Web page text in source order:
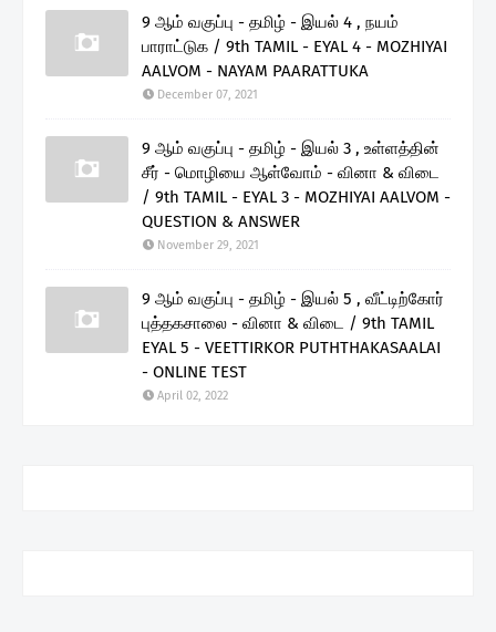
9 ஆம் வகுப்பு - தமிழ் - இயல் 4 , நயம்
பாராட்டுக / 9th TAMIL - EYAL 4 - MOZHIYAI
AALVOM - NAYAM PAARATTUKA
December 07, 2021
9 ஆம் வகுப்பு - தமிழ் - இயல் 3 , உள்ளத்தின்
சீர் - மொழியை ஆள்வோம் - வினா & விடை
/ 9th TAMIL - EYAL 3 - MOZHIYAI AALVOM -
QUESTION & ANSWER
November 29, 2021
9 ஆம் வகுப்பு - தமிழ் - இயல் 5 , வீட்டிற்கோர்
புத்தகசாலை - வினா & விடை / 9th TAMIL
EYAL 5 - VEETTIRKOR PUTHTHAKASAALAI
- ONLINE TEST
April 02, 2022